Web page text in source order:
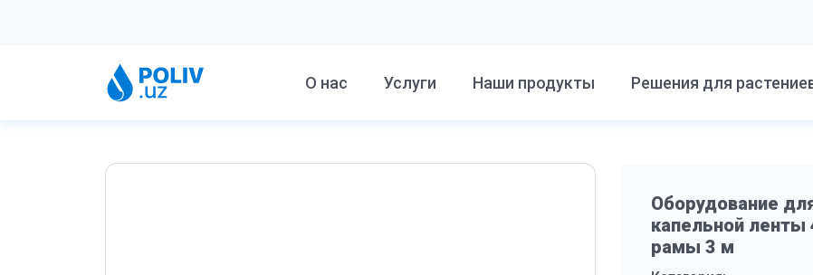
О нас Услуги Наши продукты Решения для
Оборудование
капельной
рамы 3 м